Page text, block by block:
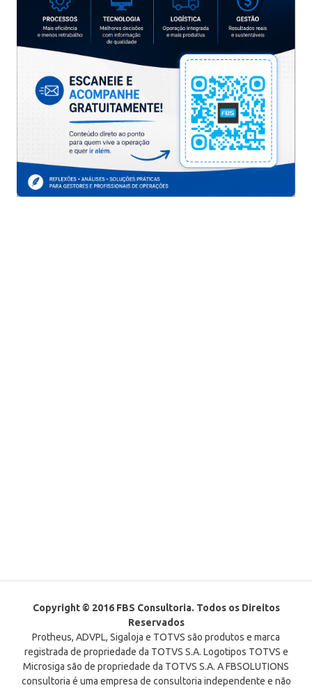
Copyright © 2016 FBS Consultoria. Todos os Direitos
Reservados
Protheus, ADVPL, Sigaloja e TOTVS são produtos e marca
registrada de propriedade da TOTVS S.A. Logotipos TOTVS e
Microsiga são de propriedade da TOTVS S.A. A FBSOLUTIONS
consultoria é uma empresa de consultoria independente e não